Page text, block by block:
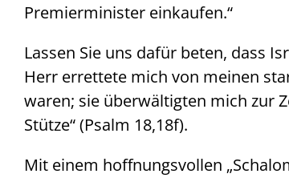
Premierminister einkaufen.“
Lassen Sie uns dafür beten, dass
Herr errettete mich von meinen
waren; sie überwältigten mich zur
Stütze“ (Psalm 18,18f).
Mit einem hoffnungsvollen